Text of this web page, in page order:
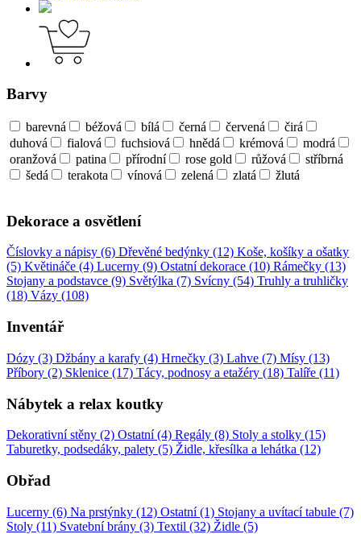
Barvy
barevná béžová bílá černá červená
čirá
duhová
fialová fuchsiová hnědá krémová
modrá
oranžová
patina přírodní rose gold růžová
stříbrná
šedá
terakota vínová zelená zlatá žlutá
Dekorace a osvětlení
Číslovky a nápisy (6) Dřevěné bedýnky (12) Koše, košíky a ošatky
(5) Květináče (4) Lucerny (9) Ostatní dekorace (10) Rámečky (13)
Stojany a podstavce (9) Světýlka (7) Svícny (54) Truhly a truhličky
(18) Vázy (108)
Inventář
Dózy (3) Džbány a karafy (4) Hrnečky (3) Lahve (7) Mísy (13)
Příbory (2) Sklenice (17) Tácy, podnosy a etažéry (18) Talíře (11)
Nábytek a relax koutky
Dekorativní stěny (2) Ostatní (4) Regály (8) Stoly a stolky (15)
Taburetky, podsedáky, palety (5) Židle, křesílka a lehátka (12)
Obřad
Lucerny (6) Na prstýnky (12) Ostatní (1) Stojany a uvítací tabule (7)
Stoly (11) Svatební brány (3) Textil (32) Židle (5)